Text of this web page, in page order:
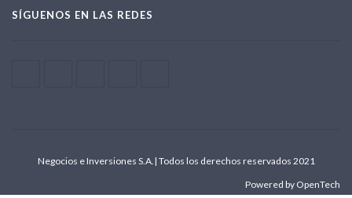
SÍGUENOS EN LAS REDES
Negocios e Inversiones S.A.| Todos los derechos reservados 2021
Powered by OpenTech